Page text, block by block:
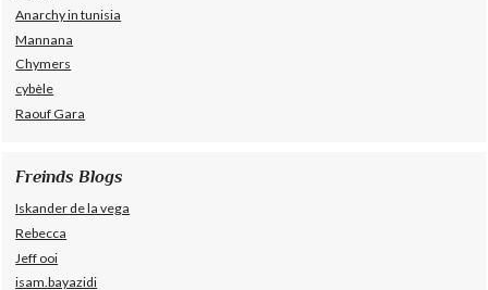
Anarchy in tunisia
Mannana
Chymers
cybèle
Raouf Gara
Freinds Blogs
Iskander de la vega
Rebecca
Jeff ooi
isam.bayazidi